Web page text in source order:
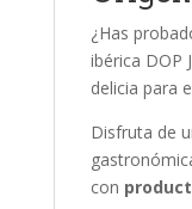
¿Has
ibérica DOP
delicia para
Disfruta de
con